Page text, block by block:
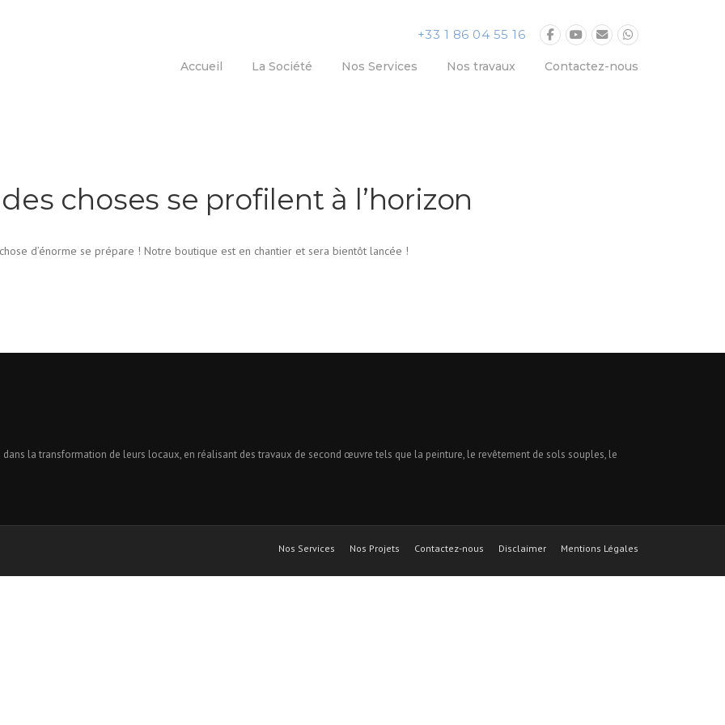
+33 1 86 04 55 16
Accueil La Société Nos Services Nos travaux Contactez-nous
choses se profilent à l’horizon
d’énorme se prépare ! Notre boutique est en chantier et sera bientôt lancée !
la transformation de leurs locaux, en réalisant des travaux de second œuvre tels que la peinture, le revêtement de sols souples, le
Nos Services Nos Projets Contactez-nous Disclaimer Mentions Légales